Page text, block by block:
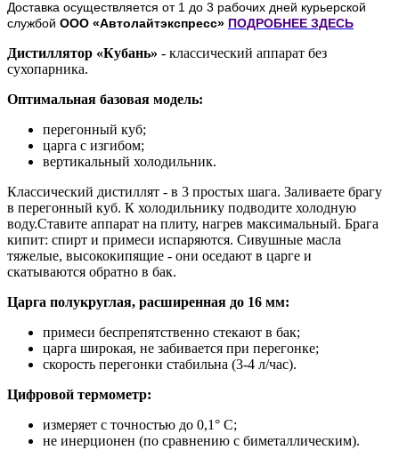
Доставка осуществляется от 1 до 3 рабочих дней курьерской
службой ООО «Автолайтэкспресс» ПОДРОБНЕЕ ЗДЕСЬ
Дистиллятор «Кубань» - классический аппарат без
сухопарника.
Оптимальная базовая модель:
перегонный куб;
царга с изгибом;
вертикальный холодильник.
Классический дистиллят - в 3 простых шага. Заливаете брагу
в перегонный куб. К холодильнику подводите холодную
воду.Ставите аппарат на плиту, нагрев максимальный. Брага
кипит: спирт и примеси испаряются. Сивушные масла
тяжелые, высококипящие - они оседают в царге и
скатываются обратно в бак.
Царга полукруглая, расширенная до 16 мм:
примеси беспрепятственно стекают в бак;
царга широкая, не забивается при перегонке;
скорость перегонки стабильна (3-4 л/час).
Цифровой термометр:
измеряет с точностью до 0,1° С;
не инерционен (по сравнению с биметаллическим).